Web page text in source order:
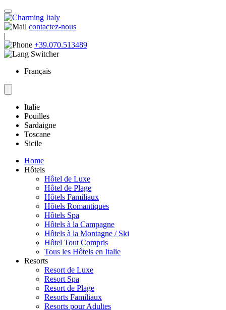
contactez-nous
|
+39.070.513489
Français
Italie
Pouilles
Sardaigne
Toscane
Sicile
Home
Hôtels
Hôtel de Luxe
Hôtel de Plage
Hôtels Familiaux
Hôtels Romantiques
Hôtels Spa
Hôtels à la Campagne
Hôtels à la Montagne / Ski
Hôtel Tout Compris
Tous les Hôtels en Italie
Resorts
Resort de Luxe
Resort Spa
Resort de Plage
Resorts Familiaux
Resorts pour Adultes